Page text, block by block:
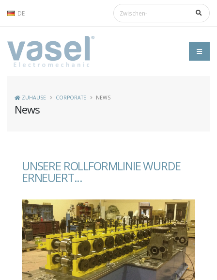
DE
News
ZUHAUSE CORPORATE NEWS
UNSERE ROLLFORMLINIE WURDE
ERNEUERT...